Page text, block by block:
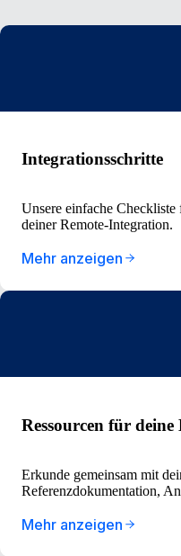
Integrationsschritte
Unsere einfache
deiner Remote-Integration.
Mehr anzeigen
Ressourcen für
Erkunde gemeinsam mit
Referenzdokumentation,
Mehr anzeigen